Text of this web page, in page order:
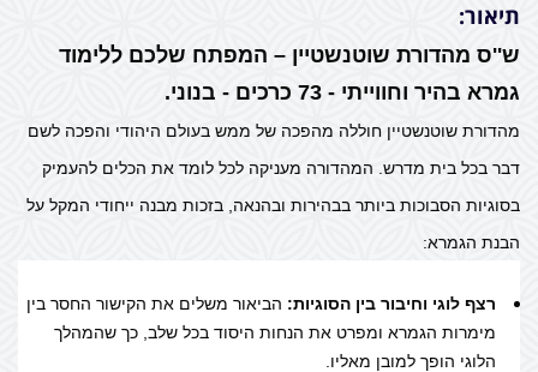
תיאור:
ש''ס מהדורת שוטנשטיין – המפתח שלכם ללימוד
גמרא בהיר וחווייתי - 73 כרכים - בנוני.
מהדורת שוטנשטיין חוללה מהפכה של ממש בעולם היהודי והפכה לשם
דבר בכל בית מדרש. המהדורה מעניקה לכל לומד את הכלים להעמיק
בסוגיות הסבוכות ביותר בבהירות ובהנאה, בזכות מבנה ייחודי המקל על
הבנת הגמרא:
רצף לוגי וחיבור בין הסוגיות: הביאור משלים את הקישור החסר בין
מימרות הגמרא ומפרט את הנחות היסוד בכל שלב, כך שהמהלך
הלוגי הופך למובן מאליו.